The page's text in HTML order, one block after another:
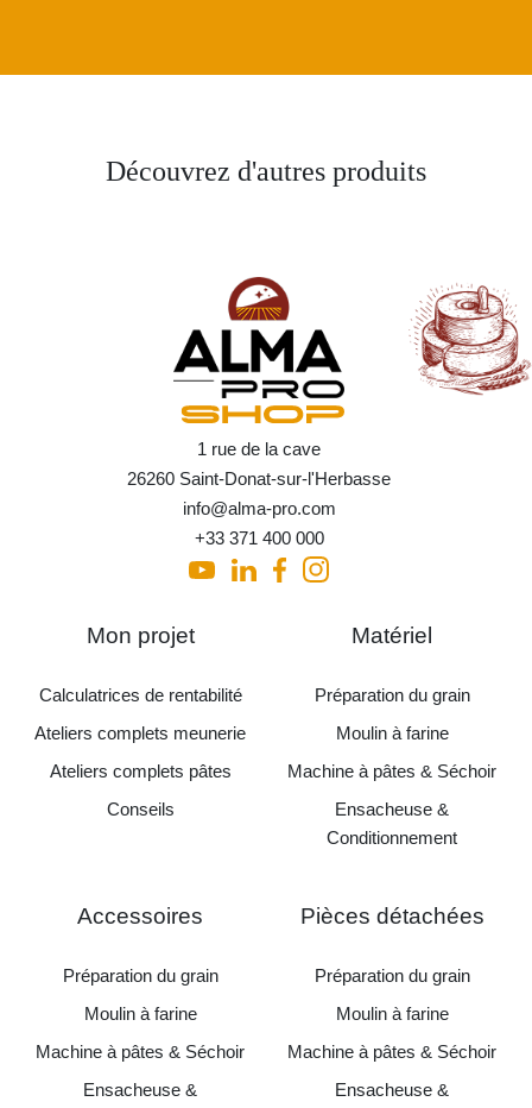
Découvrez d'autres produits
1 rue de la cave
26260 Saint-Donat-sur-l'Herbasse
info@alma-pro.com
+33 371 400 000
Mon projet
Calculatrices de rentabilité
Ateliers complets meunerie
Ateliers complets pâtes
Conseils
Matériel
Préparation du grain
Moulin à farine
Machine à pâtes & Séchoir
Ensacheuse &
Conditionnement
Accessoires
Préparation du grain
Moulin à farine
Machine à pâtes & Séchoir
Ensacheuse &
Pièces détachées
Préparation du grain
Moulin à farine
Machine à pâtes & Séchoir
Ensacheuse &